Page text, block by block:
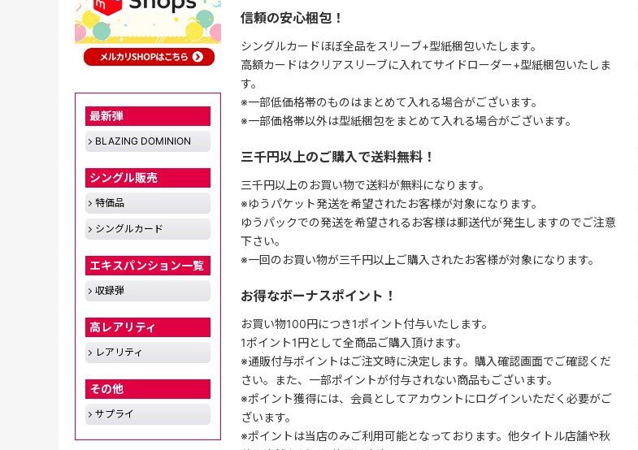
信頼の安心梱包！
シングルカードほぼ全品をスリーブ+型紙梱包いたします。
高額カードはクリアスリーブに入れてサイドローダー+型紙梱包いたしま
す。
※一部低価格帯のものはまとめて入れる場合がございます。
※一部価格帯以外は型紙梱包をまとめて入れる場合がございます。
三千円以上のご購入で送料無料！
三千円以上のお買い物で送料が無料になります。
※ゆうパケット発送を希望されたお客様が対象になります。
ゆうパックでの発送を希望されるお客様は郵送代が発生しますのでご注意
下さい。
※一回のお買い物が三千円以上ご購入されたお客様が対象になります。
お得なボーナスポイント！
お買い物100円につき1ポイント付与いたします。
1ポイント1円として全商品ご購入頂けます。
※通販付与ポイントはご注文時に決定します。購入確認画面でご確認くだ
さい。また、一部ポイントが付与されない商品もございます。
※ポイント獲得には、会員としてアカウントにログインいただく必要がご
ざいます。
※ポイントは当店のみご利用可能となっております。他タイトル店舗や秋
最新弾
BLAZING DOMINION
シングル販売
特価品
シングルカード
エキスパンション一覧
収録弾
高レアリティ
レアリティ
その他
サプライ